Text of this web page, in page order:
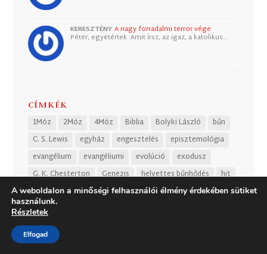
KERESZTÉNY A nagy forradalmi terror vége
Péter, egyetértek. Amit írsz, az igaz, a katolikus…
CÍMKÉK
1Móz 2Móz 4Móz Biblia Bolyki László
bűn
C. S. Lewis
egyház engesztelés
episztemológia
evangélium
evangéliumi evolúció
exodusz
G. K. Chesterton
Genezis helyettes bűnhődés
hit
homoszexualitás
homoszexuális
igazság
irodalom
kegyelem
Kálvin
A weboldalon a minőségi felhasználói élmény érdekében sütiket
használunk.
Részletek
Elfogad